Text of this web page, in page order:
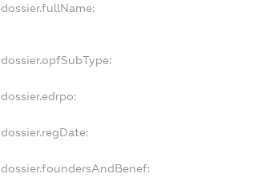
dossier.fullName:
dossier.opfSubType:
dossier.edrpo:
dossier.regDate:
dossier.foundersAndBenef: